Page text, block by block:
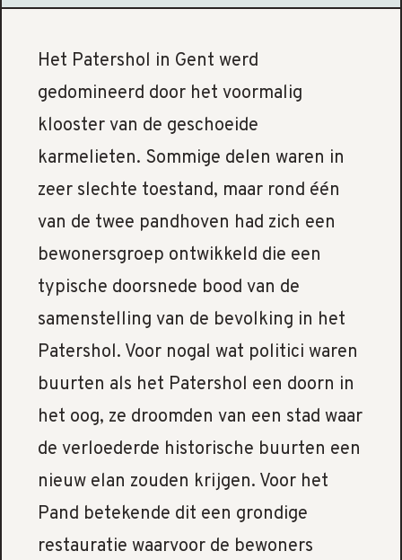
Het Patershol in Gent werd
gedomineerd door het voormalig
klooster van de geschoeide
karmelieten. Sommige delen waren in
zeer slechte toestand, maar rond één
van de twee pandhoven had zich een
bewonersgroep ontwikkeld die een
typische doorsnede bood van de
samenstelling van de bevolking in het
Patershol. Voor nogal wat politici waren
buurten als het Patershol een doorn in
het oog, ze droomden van een stad waar
de verloederde historische buurten een
nieuw elan zouden krijgen. Voor het
Pand betekende dit een grondige
restauratie waarvoor de bewoners